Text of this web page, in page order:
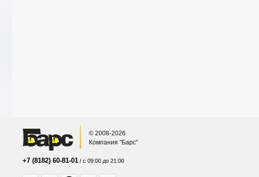
© 2008-2026
Компания "Барс"
+7 (8182) 60-81-01 / с 09:00 до 21:00